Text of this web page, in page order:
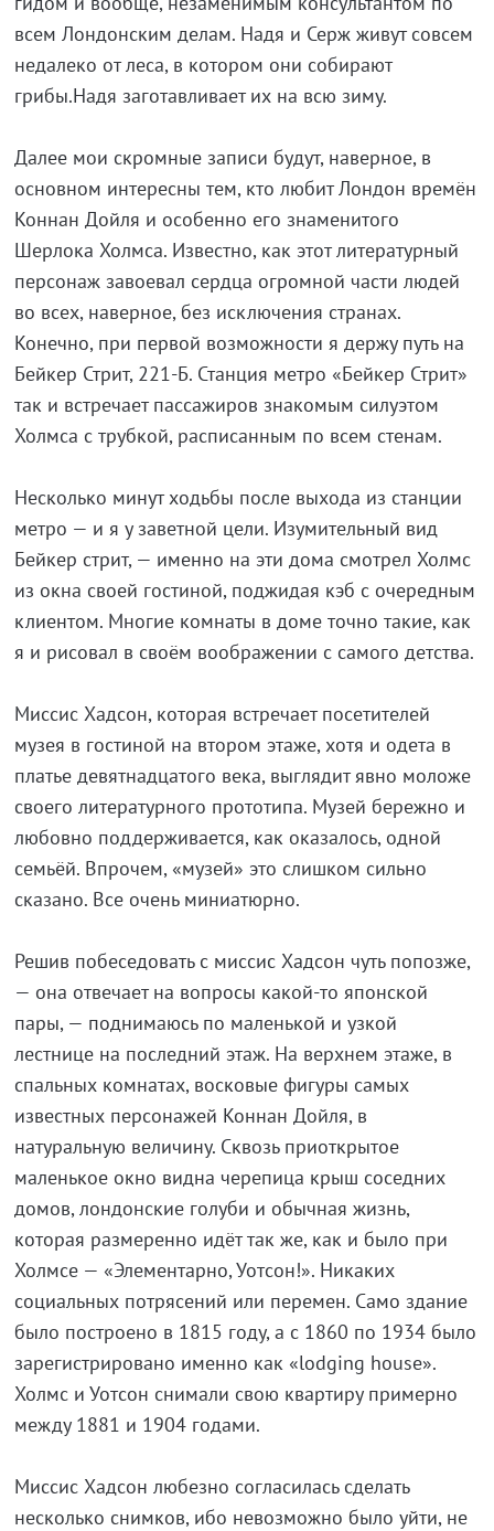
всем Лондонским делам. Надя и Серж живут совсем
недалеко от леса, в котором они собирают
грибы.Надя заготавливает их на всю зиму.
Далее мои скромные записи будут, наверное, в
основном интересны тем, кто любит Лондон времён
Коннан Дойля и особенно его знаменитого
Шерлока Холмса. Известно, как этот литературный
персонаж завоевал сердца огромной части людей
во всех, наверное, без исключения странах.
Конечно, при первой возможности я держу путь на
Бейкер Стрит, 221-Б. Станция метро «Бейкер Стрит»
так и встречает пассажиров знакомым силуэтом
Холмса с трубкой, расписанным по всем стенам.
Несколько минут ходьбы после выхода из станции
метро — и я у заветной цели. Изумительный вид
Бейкер стрит, — именно на эти дома смотрел Холмс
из окна своей гостиной, поджидая кэб с очередным
клиентом. Многие комнаты в доме точно такие, как
я и рисовал в своём воображении с самого детства.
Миссис Хадсон, которая встречает посетителей
музея в гостиной на втором этаже, хотя и одета в
платье девятнадцатого века, выглядит явно моложе
своего литературного прототипа. Музей бережно и
любовно поддерживается, как оказалось, одной
семьёй. Впрочем, «музей» это слишком сильно
сказано. Все очень миниатюрно.
Решив побеседовать с миссис Хадсон чуть попозже,
— она отвечает на вопросы какой-то японской
пары, — поднимаюсь по маленькой и узкой
лестнице на последний этаж. На верхнем этаже, в
спальных комнатах, восковые фигуры самых
известных персонажей Коннан Дойля, в
натуральную величину. Сквозь приоткрытое
маленькое окно видна черепица крыш соседних
домов, лондонские голуби и обычная жизнь,
которая размеренно идёт так же, как и было при
Холмсе — «Элементарно, Уотсон!». Никаких
социальных потрясений или перемен. Само здание
было построено в 1815 году, а с 1860 по 1934 было
зарегистрировано именно как «lodging house».
Холмс и Уотсон снимали свою квартиру примерно
между 1881 и 1904 годами.
Миссис Хадсон любезно согласилась сделать
несколько снимков, ибо невозможно было уйти, не